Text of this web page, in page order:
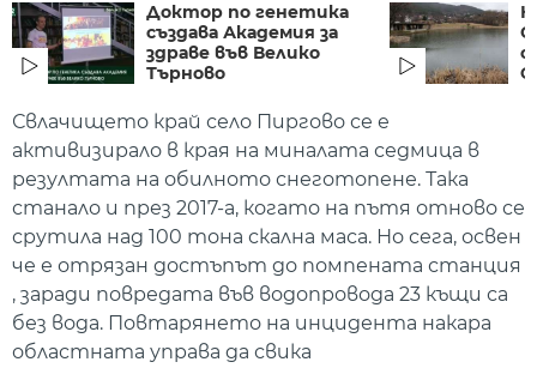
Доктор по генетика
създава Академия за
здраве във Велико
Търново
Свлачището край село Пиргово се е
активизирало в края на миналата седмица в
резултата на обилното снеготопене. Така
станало и през 2017-а, когато на пътя отново се
срутила над 100 тона скална маса. Но сега, освен
че е отрязан достъпът до помпената станция
, заради повредата във водопровода 23 къщи са
без вода. Повтарянето на инцидента накара
областната управа да свика